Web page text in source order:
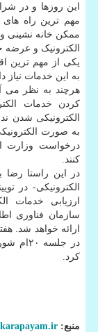
این روزها و در
مهم ترین راه
ممکن خانه نشینی
الکترونیک و
یکی از مهم ترین
به این خدمات نیاز
هرچند به نظر می
کردن خدمات
الکترونیکی شدن
به صورت
درخواست وزارت
کنند.
در این راستا
سازمان فناوری
ارائه خواهد شد.
در
کرد.
منبع: karapayam.ir